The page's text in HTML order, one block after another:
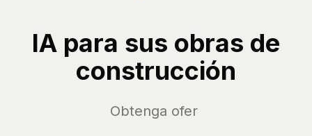
IA para sus obras de
construcción